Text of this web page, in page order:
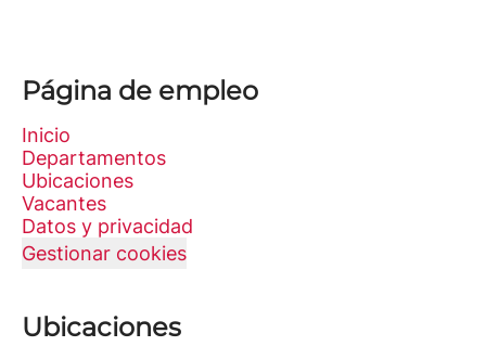
Página de empleo
Inicio
Departamentos
Ubicaciones
Vacantes
Datos y privacidad
Gestionar cookies
Ubicaciones